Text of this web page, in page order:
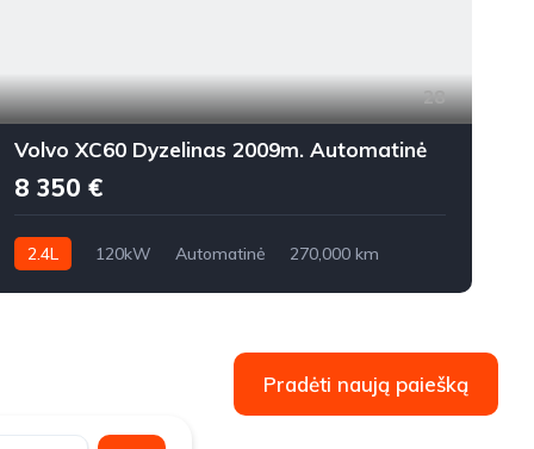
28
Volvo XC60 Dyzelinas 2009m. Automatinė
8 350 €
2.4L 120kW Automatinė
270,000 km
Pradėti naują paiešką